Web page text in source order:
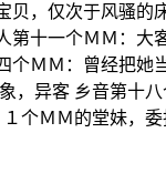
，仅次于风骚的
十一个ＭＭ：大
ＭＭ：曾经把她
，异客 乡音第十
个ＭＭ的堂妹，